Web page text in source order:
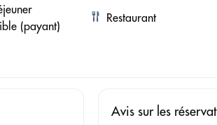
(payant)
Restaurant
Avis sur les